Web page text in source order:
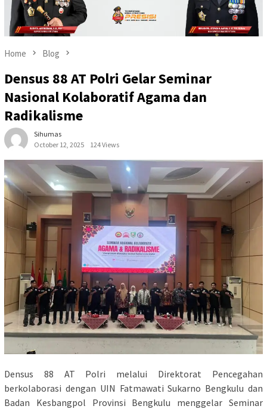
Home Blog
Densus 88 AT Polri Gelar Seminar
Nasional Kolaboratif Agama dan
Radikalisme
Sihumas
October 12, 2025
124 Views
Densus 88 AT Polri melalui Direktorat Pencegahan
berkolaborasi dengan UIN Fatmawati Sukarno Bengkulu dan
Badan Kesbangpol Provinsi Bengkulu menggelar Seminar